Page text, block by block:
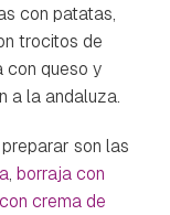
con patatas,
trocitos de
con queso y
a la andaluza.
son las
, borraja con
crema de